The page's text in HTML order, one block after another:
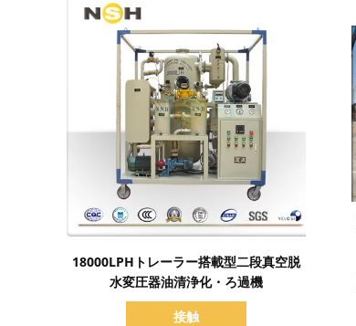
詳細を表示
18000LPHトレーラー搭載型二段真空脱
水変圧器油清浄化・ろ過機
接触